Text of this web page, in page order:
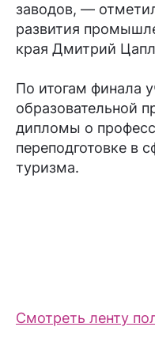
заводов, —
развития
края Дмитрий
По итогам финала
образовательной
дипломы о
переподготовке в
туризма.
Смотреть ленту